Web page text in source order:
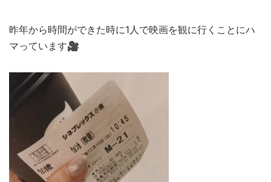
昨年から時間ができた時に1人で映画を観に行くことにハ
マっています🎥